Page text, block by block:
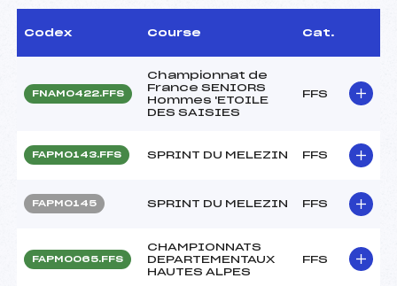
Codex Course Cat.
FNAM0422.FFS
Championnat de
France SENIORS
Hommes 'ETOILE
DES SAISIES
FFS
FAPM0143.FFS SPRINT DU MELEZIN FFS
FAPM0145 SPRINT DU MELEZIN FFS
FAPM0065.FFS
CHAMPIONNATS
DEPARTEMENTAUX
HAUTES ALPES
FFS